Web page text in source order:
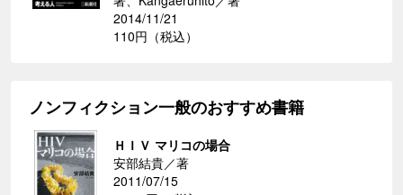
2014/11/21
110円（税込）
ノンフィクション一般のおすすめ書籍
ＨＩＶ マリコの場合
安部結貴／著
2011/07/15